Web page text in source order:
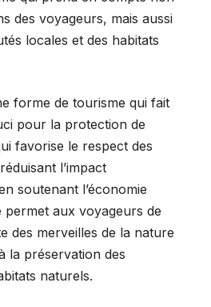
des voyageurs, mais aussi
locales et des habitats
forme de tourisme qui fait
pour la protection de
favorise le respect des
l’impact
soutenant l’économie
permet aux voyageurs de
des merveilles de la nature
la préservation des
naturels.